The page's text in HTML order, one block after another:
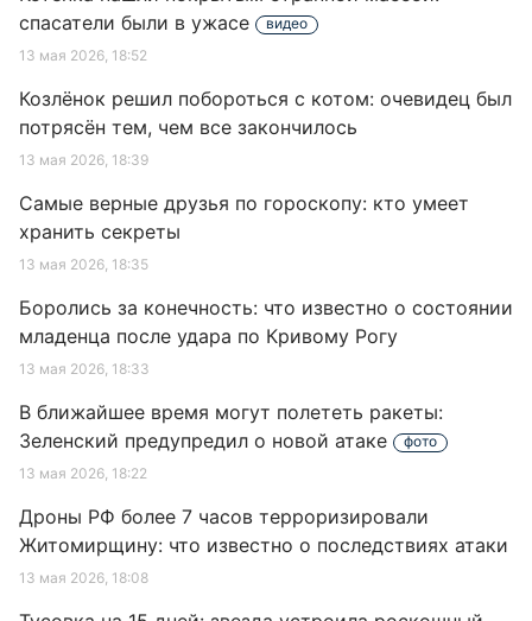
спасатели были в ужасе
видео
13 мая 2026, 18:52
Козлёнок решил побороться с котом: очевидец был
потрясён тем, чем все закончилось
13 мая 2026, 18:39
Самые верные друзья по гороскопу: кто умеет
хранить секреты
13 мая 2026, 18:35
Боролись за конечность: что известно о состоянии
младенца после удара по Кривому Рогу
13 мая 2026, 18:33
В ближайшее время могут полететь ракеты:
Зеленский предупредил о новой атаке
фото
13 мая 2026, 18:22
Дроны РФ более 7 часов терроризировали
Житомирщину: что известно о последствиях атаки
13 мая 2026, 18:08